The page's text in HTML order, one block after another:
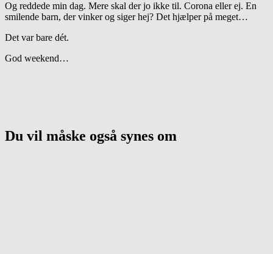
Og reddede min dag. Mere skal der jo ikke til. Corona eller ej. En
smilende barn, der vinker og siger hej? Det hjælper på meget…
Det var bare dét.
God weekend…
Du vil måske også synes om